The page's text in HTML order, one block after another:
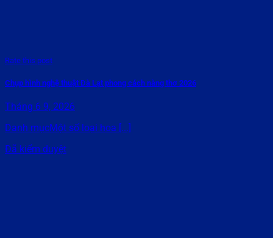
Rate this post
Chụp hình nghệ thuật Đà Lạt phong cách nàng thơ 2026
Tháng 6 9, 2026
Danh mụcMột số loại hoa [...]
Đã kiểm duyệt